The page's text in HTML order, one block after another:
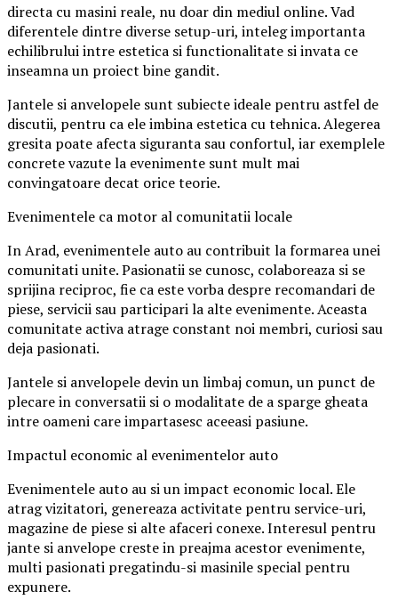
directa cu masini reale, nu doar din mediul online. Vad
diferentele dintre diverse setup-uri, inteleg importanta
echilibrului intre estetica si functionalitate si invata ce
inseamna un proiect bine gandit.
Jantele si anvelopele sunt subiecte ideale pentru astfel de
discutii, pentru ca ele imbina estetica cu tehnica. Alegerea
gresita poate afecta siguranta sau confortul, iar exemplele
concrete vazute la evenimente sunt mult mai
convingatoare decat orice teorie.
Evenimentele ca motor al comunitatii locale
In Arad, evenimentele auto au contribuit la formarea unei
comunitati unite. Pasionatii se cunosc, colaboreaza si se
sprijina reciproc, fie ca este vorba despre recomandari de
piese, servicii sau participari la alte evenimente. Aceasta
comunitate activa atrage constant noi membri, curiosi sau
deja pasionati.
Jantele si anvelopele devin un limbaj comun, un punct de
plecare in conversatii si o modalitate de a sparge gheata
intre oameni care impartasesc aceeasi pasiune.
Impactul economic al evenimentelor auto
Evenimentele auto au si un impact economic local. Ele
atrag vizitatori, genereaza activitate pentru service-uri,
magazine de piese si alte afaceri conexe. Interesul pentru
jante si anvelope creste in preajma acestor evenimente,
multi pasionati pregatindu-si masinile special pentru
expunere.